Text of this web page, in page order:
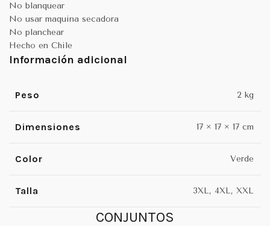
No blanquear
No usar maquina secadora
No planchear
Hecho en Chile
Información adicional
Peso 2 kg
Dimensiones 17 × 17 × 17 cm
Color Verde
Talla 3XL, 4XL, XXL
CONJUNTOS